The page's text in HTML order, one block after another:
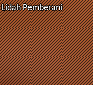
Pemberani